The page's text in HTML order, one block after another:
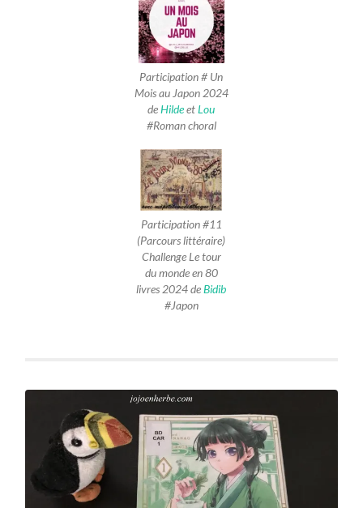
Participation # Un
Mois au Japon 2024
deHildeetLou
#Roman choral
Participation #11
(Parcours littéraire)
Challenge Le tour
du monde en 80
livres 2024 deBidib
#Japon